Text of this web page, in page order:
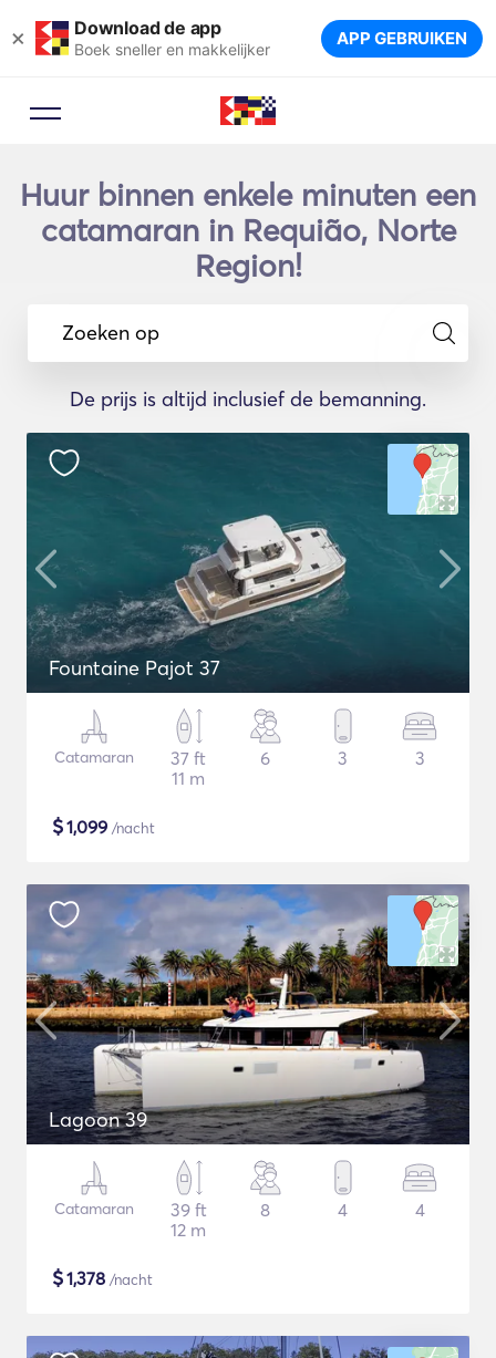
× Download de app
Boek sneller en makkelijker APP GEBRUIKEN
Huur binnen enkele minuten een
catamaran in Requião, Norte
Region!
Zoeken op
De prijs is altijd inclusief de bemanning.
Fountaine Pajot 37
Catamaran
37 ft
11 m
6 3 3
$1,099 /nacht
Lagoon 39
Catamaran
39 ft
12 m
8 4 4
$1,378 /nacht